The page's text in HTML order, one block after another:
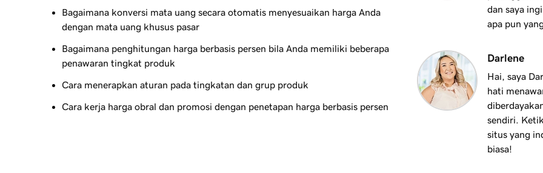
Bagaimana konversi mata uang secara otomatis menyesuaikan harga Anda
dengan mata uang khusus pasar
Bagaimana penghitungan harga berbasis persen bila Anda memiliki beberapa
penawaran tingkat produk
Cara menerapkan aturan pada tingkatan dan grup produk
Cara kerja harga obral dan promosi dengan penetapan harga berbasis persen
dan saya
apa pun
Darlene
Hai, saya
hati
sendiri.
situs yang
biasa!